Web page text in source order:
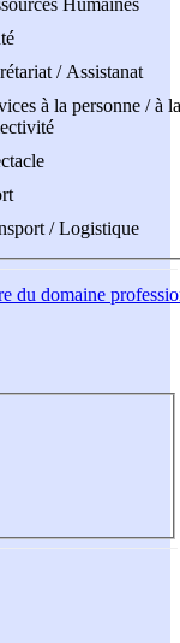
/ Assistanat
à la personne / à la
/ Logistique
du domaine